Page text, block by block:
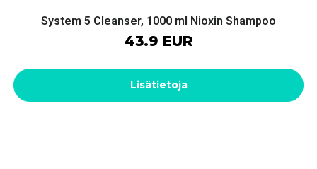
System 5 Cleanser, 1000 ml Nioxin Shampoo
43.9 EUR
Lisätietoja